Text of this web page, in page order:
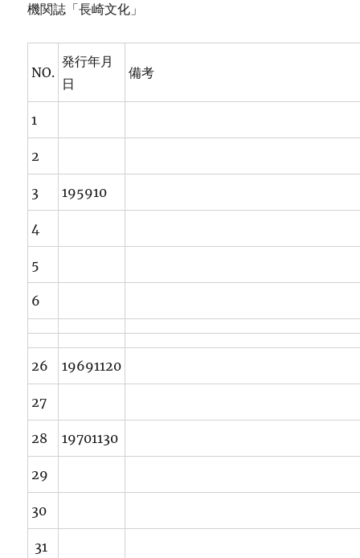
機関誌「長崎文化」
NO.
発行年月
日
備考
1
2
3 195910
4
5
6
26 19691120
27
28 19701130
29
30
31